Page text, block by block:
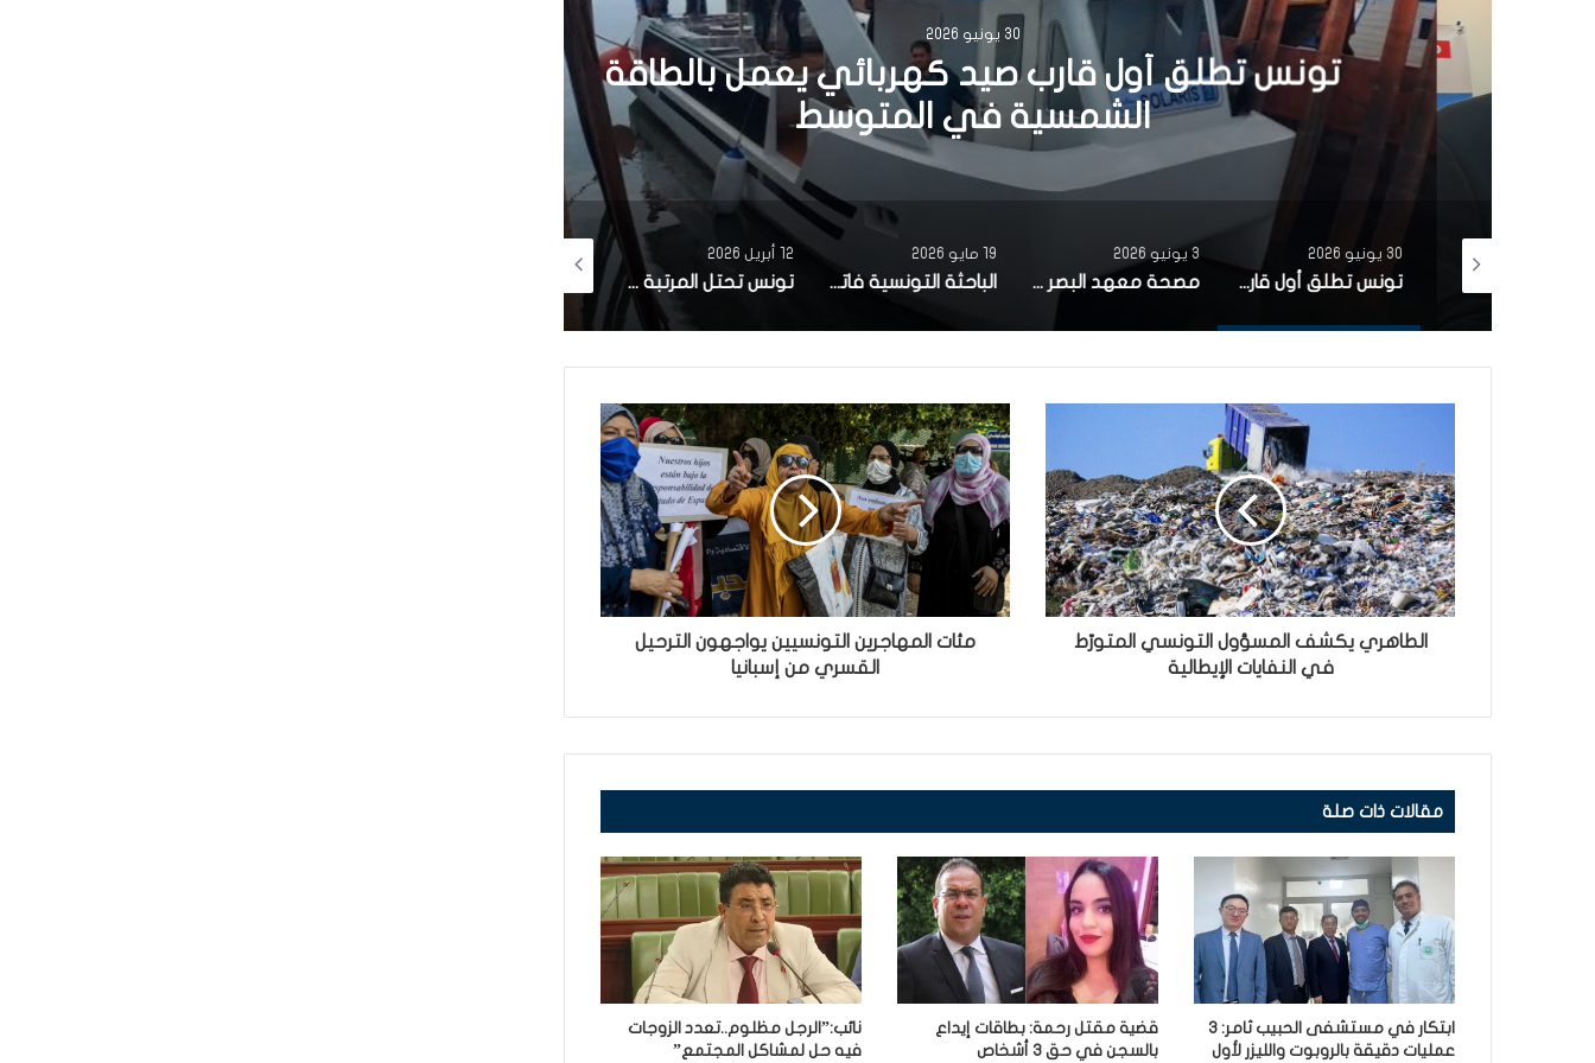
30 يونيو 2026
تونس تطلق أول قارب صيد كهربائي يعمل بالطاقة
الشمسية في المتوسط
30 يونيو 2026
تونس تطلق أول قارب صيد كهربائي يعمل بالطاقة الشمسية في المتوسط مصحة معهد البصر والشبكية بالبحيرة 1 تقوم باجراء اكثر من 50 عملية جراحية لازالة الماء الابيض مجانا لفائدة عدد من اهالي قفصة
19 مايو 2026
الباحثة التونسية فاتن المولدي تنجح في الحصول على براءة اختراع في الولايات المتحدة الأمريكية، وذلك بعد ابتكارها محركاً هجيناً ثورياً
12 أبريل 2026
تونس تحتل المرتبة الاولى افريقيا من حيث عدد النساء المطورات للبرمجيات
10 أبريل 2026
الطاهري يكشف المسؤول التونسي المتورّط
في النفايات الإيطالية
مئات المهاجرين التونسيين يواجهون الترحيل
القسري من إسبانيا
مقالات ذات صلة
ابتكار في مستشفى الحبيب ثامر: 3
عمليات دقيقة بالروبوت والليزر لأول
قضية مقتل رحمة: بطاقات إيداع
بالسجن في حق 3 أشخاص
نائب:”الرجل مظلوم..تعدد الزوجات
فيه حل لمشاكل المجتمع”